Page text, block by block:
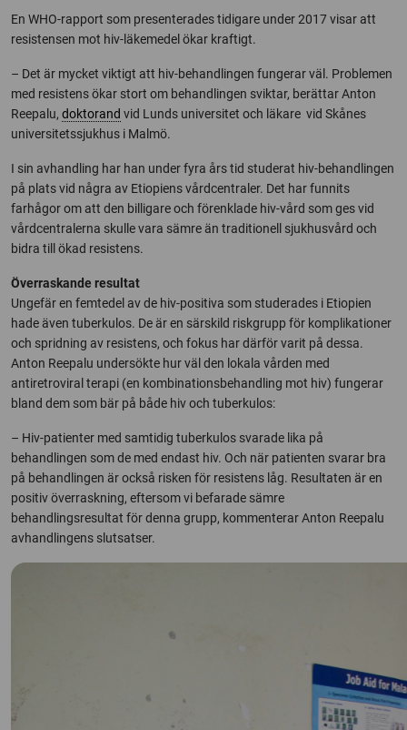
En WHO-rapport som presenterades tidigare under 2017 visar att
resistensen mot hiv-läkemedel ökar kraftigt.
– Det är mycket viktigt att hiv-behandlingen fungerar väl. Problemen
med resistens ökar stort om behandlingen sviktar, berättar Anton
Reepalu, doktorand vid Lunds universitet och läkare vid Skånes
universitetssjukhus i Malmö.
I sin avhandling har han under fyra års tid studerat hiv-behandlingen
på plats vid några av Etiopiens vårdcentraler. Det har funnits
farhågor om att den billigare och förenklade hiv-vård som ges vid
vårdcentralerna skulle vara sämre än traditionell sjukhusvård och
bidra till ökad resistens.
Överraskande resultat
Ungefär en femtedel av de hiv-positiva som studerades i Etiopien
hade även tuberkulos. De är en särskild riskgrupp för komplikationer
och spridning av resistens, och fokus har därför varit på dessa.
Anton Reepalu undersökte hur väl den lokala vården med
antiretroviral terapi (en kombinationsbehandling mot hiv) fungerar
bland dem som bär på både hiv och tuberkulos:
– Hiv-patienter med samtidig tuberkulos svarade lika på
behandlingen som de med endast hiv. Och när patienten svarar bra
på behandlingen är också risken för resistens låg. Resultaten är en
positiv överraskning, eftersom vi befarade sämre
behandlingsresultat för denna grupp, kommenterar Anton Reepalu
avhandlingens slutsatser.